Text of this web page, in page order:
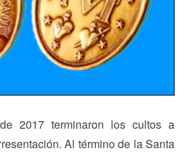
2017 terminaron los cultos a
Al término de la Santa